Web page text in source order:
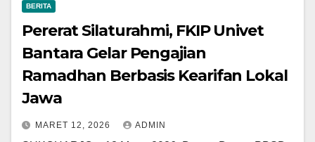
BERITA
Pererat Silaturahmi, FKIP Univet
Bantara Gelar Pengajian
Ramadhan Berbasis Kearifan Lokal
Jawa
MARET 12, 2026 ADMIN